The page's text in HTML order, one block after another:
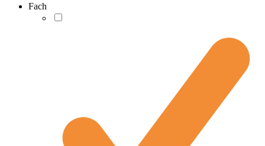
Fach